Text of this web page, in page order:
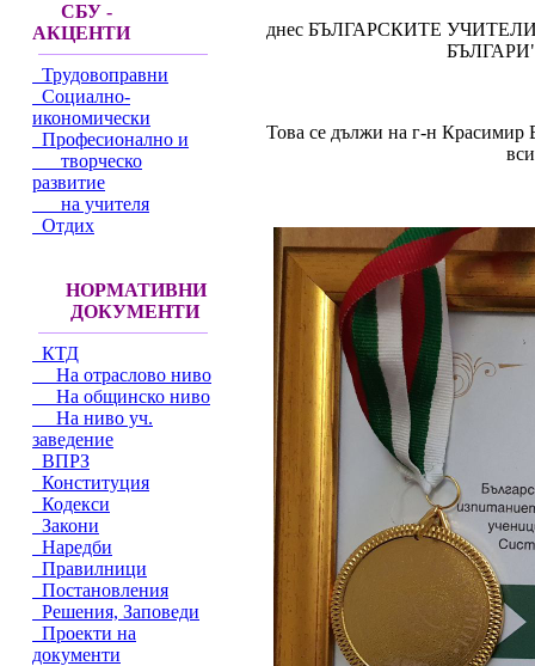
СБУ -
АКЦЕНТИ
Трудовоправни
Социално-
икономически
Професионално и
творческо
развитие
на учителя
Отдих
НОРМАТИВНИ
ДОКУМЕНТИ
КТД
На отраслово ниво
На общинско ниво
На ниво уч.
заведение
ВПРЗ
Конституция
Кодекси
Закони
Наредби
Правилници
Постановления
Решения, Заповеди
Проекти на
документи
днес БЪЛГАРСКИТЕ УЧИТЕЛИ
БЪЛГАРИ",
Това се дължи на г-н Красимир